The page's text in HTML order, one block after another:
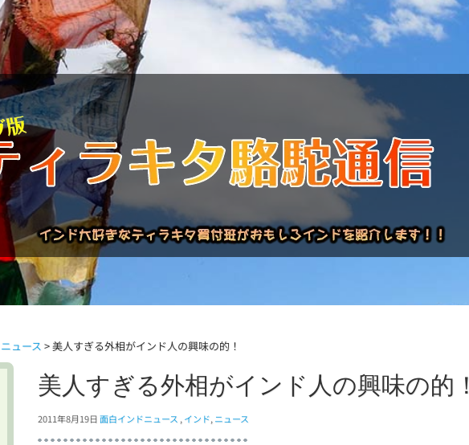
ュース >美人すぎる外相がインド人の興味の的！
美人すぎる外相がインド人の興味の的！
2011年8月19日面白インドニュース , インド, ニュース